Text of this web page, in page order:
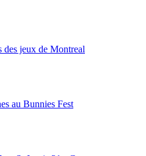
jeux de Montreal
au Bunnies Fest